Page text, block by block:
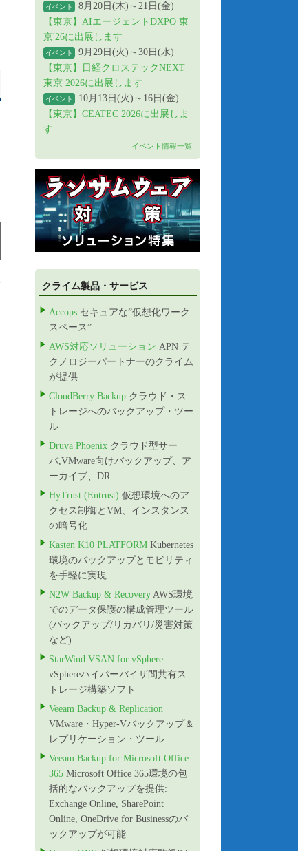
イベント
8月20日(木)～21日(金)
【東京】AIエージェントDXPO 東
京'26に出展します
イベント
9月29日(火)～30日(水)
【東京】日経クロステックNEXT
東京 2026に出展します
イベント
10月13日(火)～16日(金)
【東京】CEATEC 2026に出展しま
す
イベント情報一覧
クライム製品・サービス
Accops セキュアな”仮想化ワーク
スペース”
AWS対応ソリューション APN テ
クノロジーパートナーのクライム
が提供
CloudBerry Backup クラウド・ス
トレージへのバックアップ・ツー
ル
Druva Phoenix クラウド型サー
バ,VMware向けバックアップ、ア
ーカイブ、DR
HyTrust (Entrust) 仮想環境へのア
クセス制御とVM、インスタンス
の暗号化
Kasten K10 PLATFORM Kubernetes
環境のバックアップとモビリティ
を手軽に実現
N2W Backup & Recovery AWS環境
でのデータ保護の構成管理ツール
(バックアップ/リカバリ/災害対策
など)
StarWind VSAN for vSphere
vSphereハイパーバイザ間共有ス
トレージ構築ソフト
Veeam Backup & Replication
VMware・Hyper-Vバックアップ＆
レプリケーション・ツール
Veeam Backup for Microsoft Office
365 Microsoft Office 365環境の包
括的なバックアップを提供:
Exchange Online, SharePoint
Online, OneDrive for Businessのバ
ックアップが可能